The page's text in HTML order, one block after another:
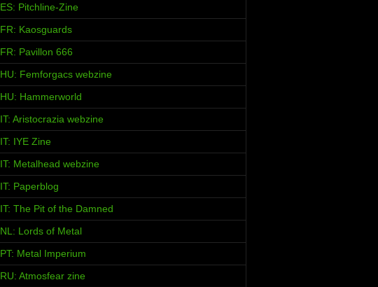
ES: Pitchline-Zine
FR: Kaosguards
FR: Pavillon 666
HU: Femforgacs webzine
HU: Hammerworld
IT: Aristocrazia webzine
IT: IYE Zine
IT: Metalhead webzine
IT: Paperblog
IT: The Pit of the Damned
NL: Lords of Metal
PT: Metal Imperium
RU: Atmosfear zine